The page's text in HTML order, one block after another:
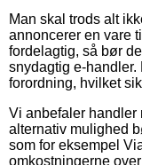
Man skal trods alt
annoncerer en vare
fordelagtig, så bør
snydagtig e-handler.
forordning, hvilket
Vi anbefaler handler
alternativ mulighed
som for eksempel
omkostningerne